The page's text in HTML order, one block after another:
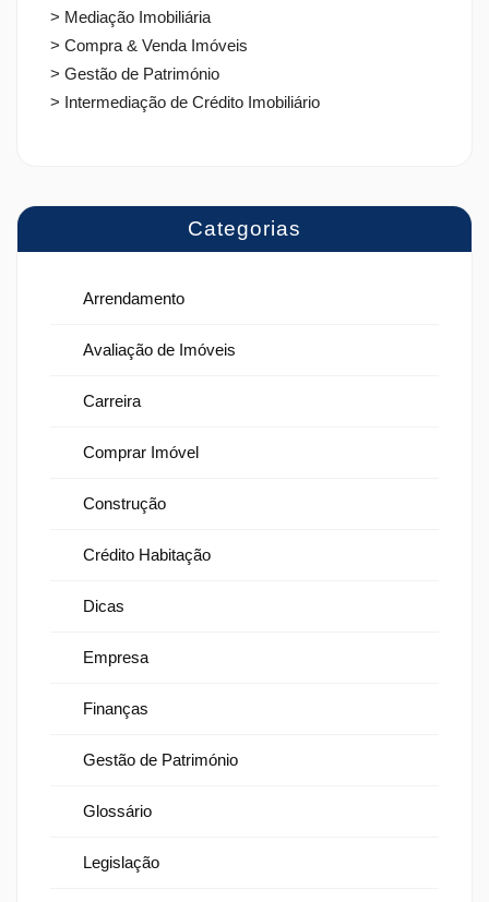
> Mediação Imobiliária
> Compra & Venda Imóveis
> Gestão de Património
> Intermediação de Crédito Imobiliário
Categorias
Arrendamento
Avaliação de Imóveis
Carreira
Comprar Imóvel
Construção
Crédito Habitação
Dicas
Empresa
Finanças
Gestão de Património
Glossário
Legislação